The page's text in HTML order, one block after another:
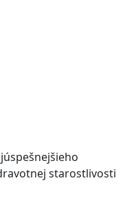
starostlivosti